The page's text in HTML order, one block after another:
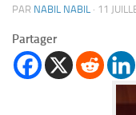
PAR NABIL NABIL · 11
Partager